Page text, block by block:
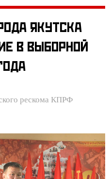
ЯКУТСКА
В ВЫБОРНОЙ
рескома КПРФ